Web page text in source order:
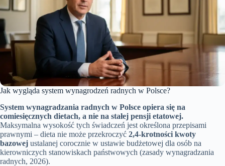
Jak wygląda system wynagrodzeń radnych w Polsce?
System wynagradzania radnych w Polsce opiera się na
comiesięcznych dietach, a nie na stałej pensji etatowej.
Maksymalna wysokość tych świadczeń jest określona przepisami
prawnymi – dieta nie może przekroczyć 2,4-krotności kwoty
bazowej ustalanej corocznie w ustawie budżetowej dla osób na
kierowniczych stanowiskach państwowych (zasady wynagradzania
radnych, 2026).